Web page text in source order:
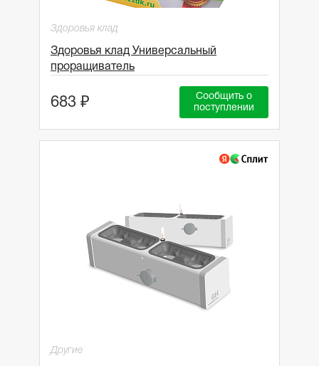
Здоровья клад
Здоровья клад Универсальный
проращиватель
683 ₽
Сообщить о
поступлении
Другие